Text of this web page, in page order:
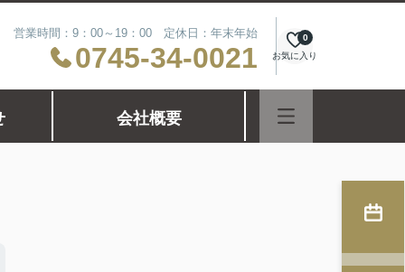
営業時間：9：00～19：00 定休日：年末年始
0745-34-0021 お気に入り
0
会社概要